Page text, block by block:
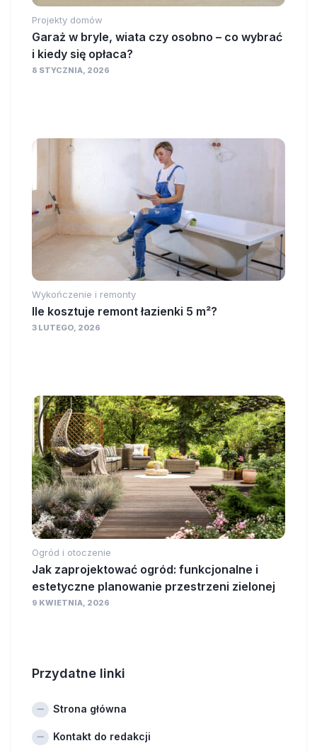
Projekty domów
Garaż w bryle, wiata czy osobno – co wybrać
i kiedy się opłaca?
8 STYCZNIA, 2026
Wykończenie i remonty
Ile kosztuje remont łazienki 5 m²?
3 LUTEGO, 2026
Ogród i otoczenie
Jak zaprojektować ogród: funkcjonalne i
estetyczne planowanie przestrzeni zielonej
9 KWIETNIA, 2026
Przydatne linki
Strona główna
Kontakt do redakcji